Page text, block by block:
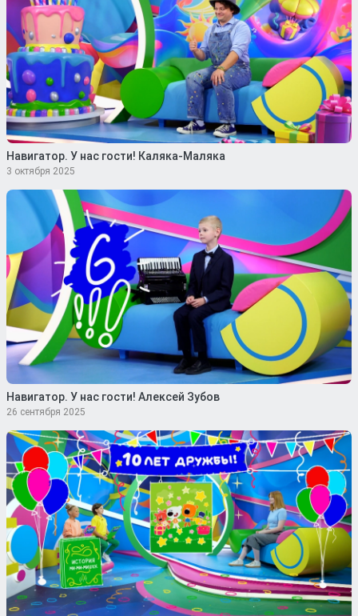
Навигатор. У нас гости! Каляка-Маляка
3 октября 2025
Навигатор. У нас гости! Алексей Зубов
26 сентября 2025